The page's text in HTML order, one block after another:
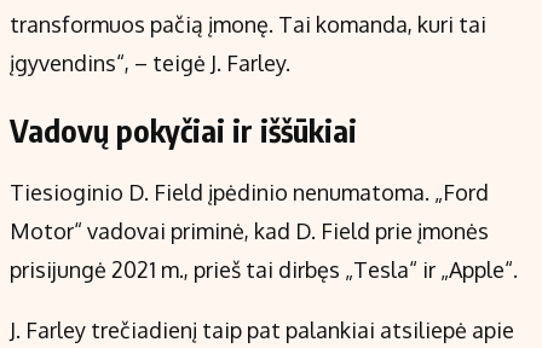
transformuos pačią įmonę. Tai komanda, kuri tai
įgyvendins“, – teigė J. Farley.
Vadovų pokyčiai ir iššūkiai
Tiesioginio D. Field įpėdinio nenumatoma. „Ford
Motor“ vadovai priminė, kad D. Field prie įmonės
prisijungė 2021 m., prieš tai dirbęs „Tesla“ ir „Apple“.
J. Farley trečiadienį taip pat palankiai atsiliepė apie